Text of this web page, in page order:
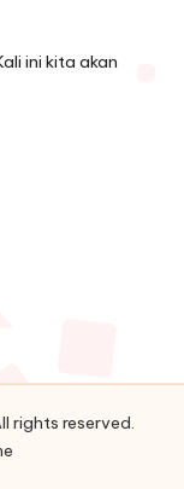
ini kita akan
rights reserved.